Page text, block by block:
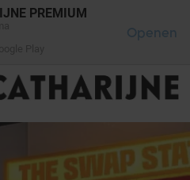
PREMIUM
Openen
LOG IN